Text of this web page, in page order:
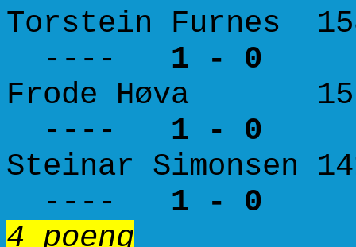
Torstein Furnes
---- 1 - 0
Frode Høva
---- 1 - 0
Steinar Simonsen
---- 1 - 0
4 poeng